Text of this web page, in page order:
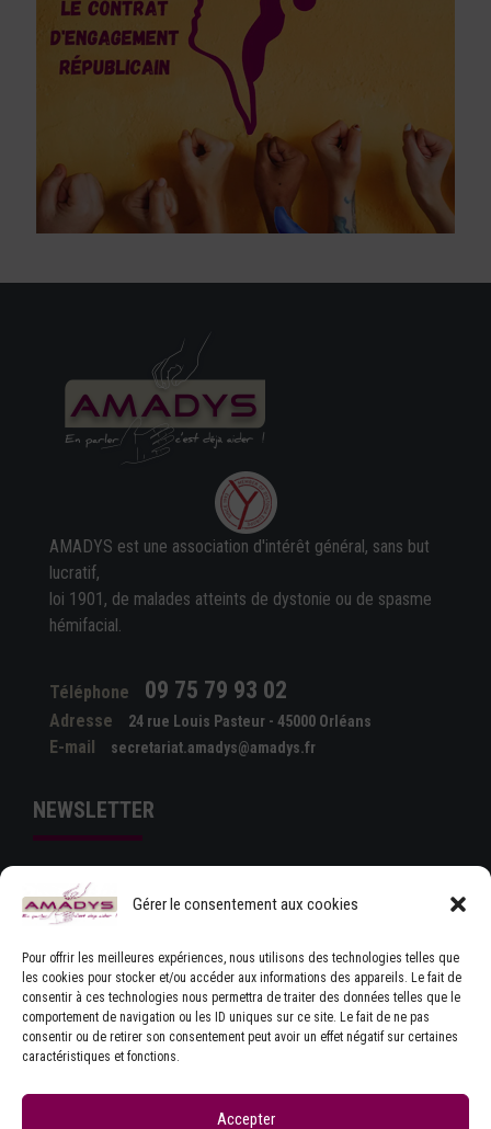
Gérer le consentement aux cookies
Pour offrir les meilleures expériences, nous utilisons des technologies telles que
les cookies pour stocker et/ou accéder aux informations des appareils. Le fait de
consentir à ces technologies nous permettra de traiter des données telles que le
comportement de navigation ou les ID uniques sur ce site. Le fait de ne pas
consentir ou de retirer son consentement peut avoir un effet négatif sur certaines
caractéristiques et fonctions.
Accepter
AMADYS est une association d'intérêt général, sans but
lucratif,
loi 1901, de malades atteints de dystonie ou de spasme
hémifacial.
Téléphone 09 75 79 93 02
Adresse 24 rue Louis Pasteur - 45000 Orléans
E-mail secretariat.amadys@amadys.fr
NEWSLETTER
J'ACCEPTE LES CONDITIONS GÉNÉRALES
D'UTILISATION